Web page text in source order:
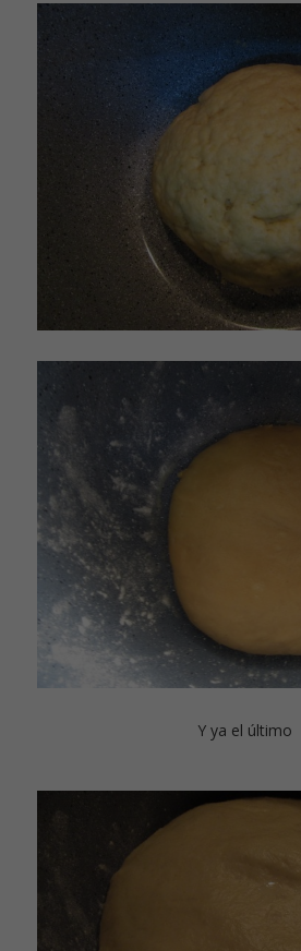
Y ya el último